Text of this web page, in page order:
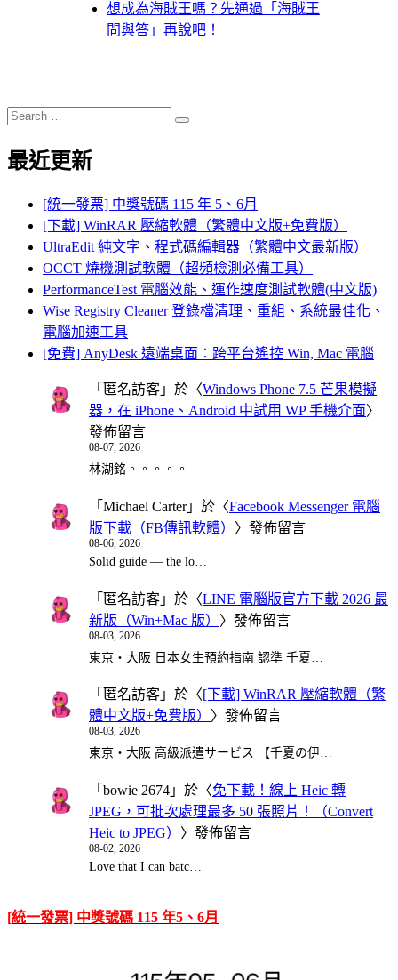
想成為海賊王嗎？先通過「海賊王
問與答」再說吧！
Search
for:
Search
最近更新
[統一發票] 中獎號碼 115 年 5、6月
[下載] WinRAR 壓縮軟體（繁體中文版+免費版）
UltraEdit 純文字、程式碼編輯器（繁體中文最新版）
OCCT 燒機測試軟體（超頻檢測必備工具）
PerformanceTest 電腦效能、運作速度測試軟體(中文版)
Wise Registry Cleaner 登錄檔清理、重組、系統最佳化、
電腦加速工具
[免費] AnyDesk 遠端桌面：跨平台遙控 Win, Mac 電腦
「 匿名訪客 」於〈Windows Phone 7.5 芒果模擬
器，在 iPhone、Android 中試用 WP 手機介面〉
發佈留言
08-07, 2026
林湖銘。。。。。
「 Michael Carter」於〈Facebook Messenger 電腦
版下載（FB傳訊軟體） 〉發佈留言
08-06, 2026
Solid guide — the lo…
「 匿名訪客 」於〈LINE 電腦版官方下載 2026 最
新版（Win+Mac 版） 〉發佈留言
08-03, 2026
東京・大阪 日本女生預約指南 認準 千夏…
「 匿名訪客 」於〈[下載] WinRAR 壓縮軟體（繁
體中文版+免費版） 〉發佈留言
08-03, 2026
東京・大阪 高級派遣サービス 【千夏の伊…
「 bowie 2674 」於〈免下載！線上 Heic 轉
JPEG，可批次處理最多 50 張照片！（Convert
Heic to JPEG） 〉發佈留言
08-02, 2026
Love that I can batc…
[統一發票] 中獎號碼 115 年5、6月